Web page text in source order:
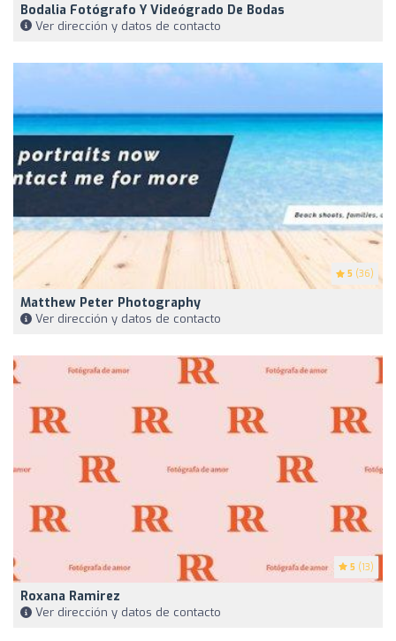
Bodalia Fotógrafo Y Videógrado De Bodas
Ver dirección y datos de contacto
5 (36)
Matthew Peter Photography
Ver dirección y datos de contacto
5 (13)
Roxana Ramirez
Ver dirección y datos de contacto